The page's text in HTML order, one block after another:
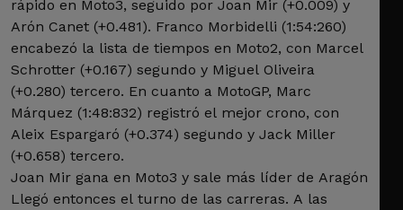
rápido en Moto3, seguido por Joan Mir (+0.009) y
Arón Canet (+0.481). Franco Morbidelli (1:54:260)
encabezó la lista de tiempos en Moto2, con Marcel
Schrotter (+0.167) segundo y Miguel Oliveira
(+0.280) tercero. En cuanto a MotoGP, Marc
Márquez (1:48:832) registró el mejor crono, con
Aleix Espargaró (+0.374) segundo y Jack Miller
(+0.658) tercero.
Joan Mir gana en Moto3 y sale más líder de Aragón
Llegó entonces el turno de las carreras. A las